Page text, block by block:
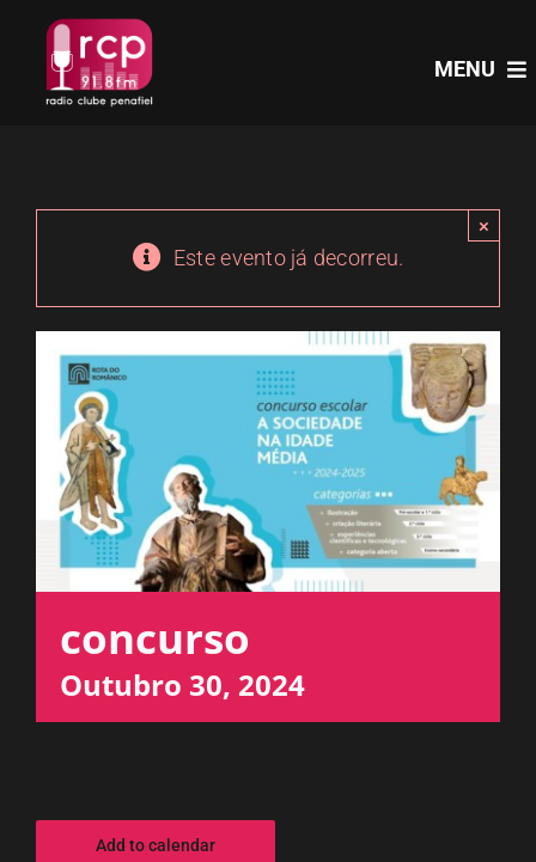
content
MENU
PROGRAMAS
PODCASTS
EVENTOS
ESPAÇO OUVINTE
CONTACTOS
Este evento já decorreu.
×
concurso
Outubro 30, 2024
Add to calendar